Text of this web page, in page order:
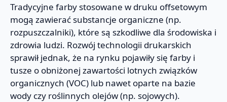
Tradycyjne farby stosowane w druku offsetowym
mogą zawierać substancje organiczne (np.
rozpuszczalniki), które są szkodliwe dla środowiska i
zdrowia ludzi. Rozwój technologii drukarskich
sprawił jednak, że na rynku pojawiły się farby i
tusze o obniżonej zawartości lotnych związków
organicznych (VOC) lub nawet oparte na bazie
wody czy roślinnych olejów (np. sojowych).